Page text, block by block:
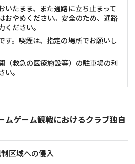
いたまま、また通路に立ち止まって
おやめください。安全のため、通路
ください。
す。喫煙は、指定の場所でお願いし
（救急の医療施設等）の駐車場の利
。
ムゲーム観戦におけるクラブ独自
区域への侵入